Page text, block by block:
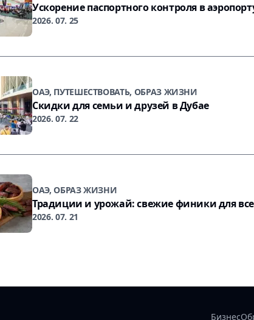
Ускорение паспортного контроля в
2026. 07. 25
ОАЭ, ПУТЕШЕСТВОВАТЬ, ОБРАЗ ЖИЗНИ
Скидки для семьи и друзей в Дубае
2026. 07. 22
ОАЭ, ОБРАЗ ЖИЗНИ
Традиции и урожай: свежие финики для
2026. 07. 21
Бизнес